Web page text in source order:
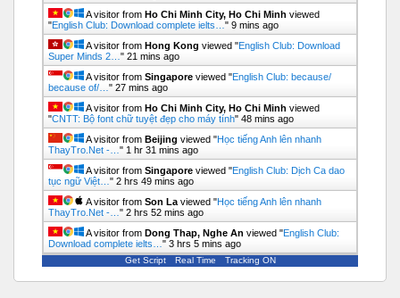
A visitor from Ho Chi Minh City, Ho Chi Minh viewed
"English Club: Download complete ielts… " 9 mins ago
A visitor from Hong Kong viewed "English Club: Download
Super Minds 2… " 21 mins ago
A visitor from Singapore viewed "English Club: because/
because of/… " 27 mins ago
A visitor from Ho Chi Minh City, Ho Chi Minh viewed
"CNTT: Bộ font chữ tuyệt đẹp cho máy tính" 48 mins ago
A visitor from Beijing viewed "Học tiếng Anh lên nhanh
ThayTro.Net -… " 1 hr 31 mins ago
A visitor from Singapore viewed "English Club: Dịch Ca dao
tục ngữ Việt… " 2 hrs 49 mins ago
A visitor from Son La viewed "Học tiếng Anh lên nhanh
ThayTro.Net -… " 2 hrs 52 mins ago
A visitor from Dong Thap, Nghe An viewed "English Club:
Download complete ielts… " 3 hrs 5 mins ago
Get Script Real Time Tracking ON